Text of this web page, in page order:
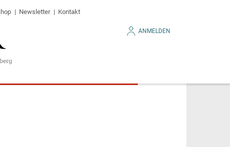
Newsletter Kontakt
ANMELDEN